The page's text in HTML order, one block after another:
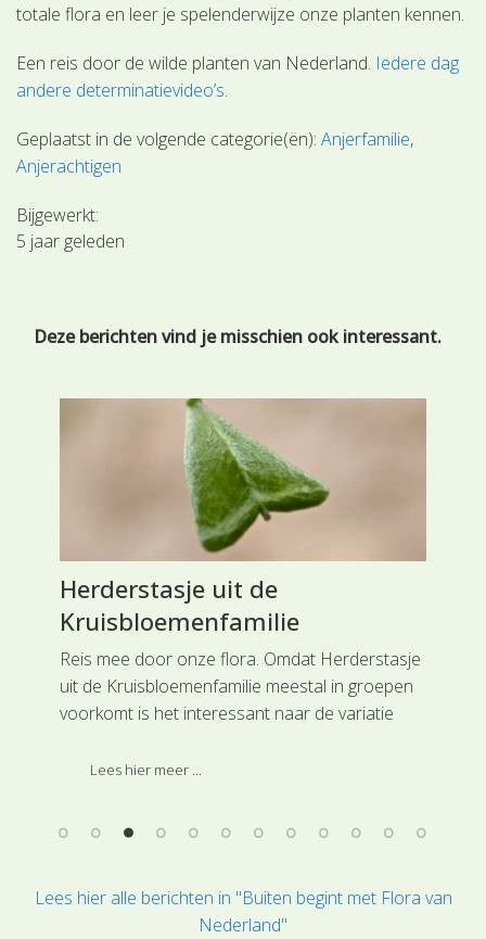
totale flora en leer je spelenderwijze onze planten kennen.
Een reis door de wilde planten van Nederland. Iedere dag
andere determinatievideo’s.
Geplaatst in de volgende categorie(ën):Anjerfamilie
Anjerachtigen
Bijgewerkt:
5 jaar geleden
Deze berichten vind je misschien ook interessant.
Herderstasje uit de
Kruisbloemenfamilie
Reis mee door onze flora. Omdat Herderstasje
uit de Kruisbloemenfamilie meestal in groepen
voorkomt is het interessant naar de variatie
en kijk naar aantal bladeren, mate van
bloemen/vruchten enzovoort.
Lees hier meer ...
Lees hier alle berichten in "Buiten begint met Flora van
Nederland"